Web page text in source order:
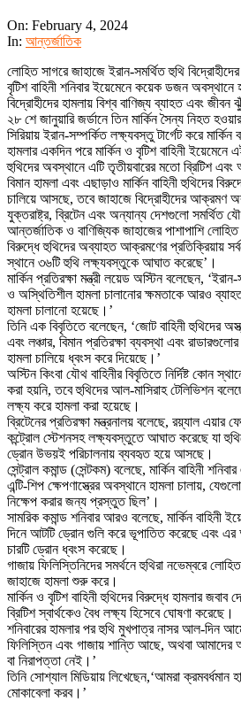
On: February 4, 2024
In: আন্তর্জাতিক
লোহিত সাগরে জাহাজে ইরান-সমর্থিত হুথি বিদ্রোহীদের
বৃটিশ বাহিনী শনিবার ইয়েমেনে কয়েক ডজন অবস্থানে
বিদ্রোহীদের হামলায় বিশ্ব বাণিজ্য ব্যাহত এবং
২৮ শে জানুয়ারি জর্ডানে তিন মার্কিন সৈন্য নিহত
সিরিয়ায় ইরান-সম্পর্কিত লক্ষ্যবস্তু টার্গেট করে মার্কিন
হামলার একদিন পরে মার্কিন ও বৃটিশ বাহিনী ইয়েমেনে
হুথিদের অবস্থানে এটি তৃতীয়বারের মতো ব্রিটিশ এবং
বিমান হামলা এবং এছাড়াও মার্কিন বাহিনী হুথিদের
চালিয়ে আসছে, তবে জাহাজে বিদ্রোহীদের আক্রমণ
যুক্তরাষ্ট্র, ব্রিটেন এবং অন্যান্য দেশগুলো সমর্থিত
আন্তর্জাতিক ও বাণিজ্যিক জাহাজের পাশাপাশি
বিরুদ্ধে হুথিদের অব্যাহত আক্রমণের প্রতিক্রিয়ায়
স্থানে ৩৬টি হুথি লক্ষ্যবস্তুকে আঘাত করেছে’।
মার্কিন প্রতিরক্ষা মন্ত্রী লয়েড অস্টিন বলেছেন, ‘ইরান-
ও অস্থিতিশীল হামলা চালানোর ক্ষমতাকে আরও
হামলা চালানো হয়েছে।’
তিনি এক বিবৃতিতে বলেছেন, ‘জোট বাহিনী হুথিদের
এবং লঞ্চার, বিমান প্রতিরক্ষা ব্যবস্থা এবং
হামলা চালিয়ে ধ্বংস করে দিয়েছে।’
অস্টিন কিংবা যৌথ বাহিনীর বিবৃতিতে নির্দিষ্ট কোন
করা হয়নি, তবে হুথিদের আল-মাসিরাহ টেলিভিশন
লক্ষ্য করে হামলা করা হয়েছে।
ব্রিটেনের প্রতিরক্ষা মন্ত্রনালয় বলেছে, রয়্যাল এয়ার
কন্ট্রোল স্টেশনসহ লক্ষ্যবস্তুতে আঘাত করেছে যা
ড্রোন উভয়ই পরিচালনায় ব্যবহৃত হয়ে আসছে।
সেন্ট্রাল কমান্ড (সেন্টকম) বলেছে, মার্কিন বাহিনী
এন্টি-শিপ ক্ষেপণাস্ত্রের অবস্থানে হামলা চালায়,
নিক্ষেপ করার জন্য প্রস্তুত ছিল’।
সামরিক কমান্ড শনিবার আরও বলেছে, মার্কিন বাহিনী
দিনে আটটি ড্রোন গুলি করে ভূপাতিত করেছে এবং
চারটি ড্রোন ধ্বংস করেছে।
গাজায় ফিলিস্তিনিদের সমর্থনে হুথিরা নভেম্বরে
জাহাজে হামলা শুরু করে।
মার্কিন ও বৃটিশ বাহিনী হুথিদের বিরুদ্ধে হামলার
ব্রিটিশ স্বার্থকেও বৈধ লক্ষ্য হিসেবে ঘোষণা করেছে।
শনিবারের হামলার পর হুথি মুখপাত্র নাসর আল-দিন
ফিলিস্তিন এবং গাজায় শান্তি আছে, অথবা
বা নিরাপত্তা নেই।’
তিনি সোশ্যাল মিডিয়ায় লিখেছেন,‘আমরা ক্রমবর্ধমান
মোকাবেলা করব।’